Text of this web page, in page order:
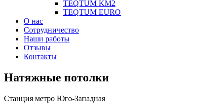
TEQTUM KM2
TEQTUM EURO
О нас
Сотрудничество
Наши работы
Отзывы
Контакты
Натяжные потолки
Станция метро Юго-Западная